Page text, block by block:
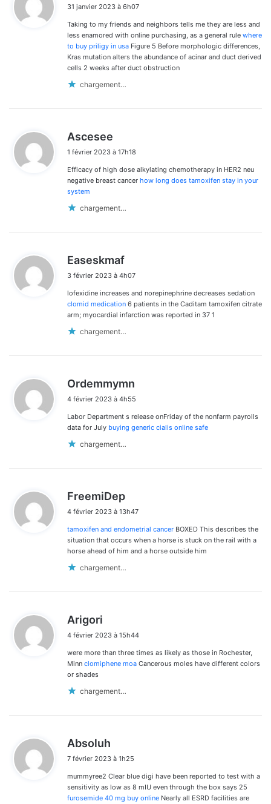
t
:
31 janvier 2023 à 6h07
Taking to my friends and neighbors tells me they are less and
less enamored with online purchasing, as a general rule where
to buy priligy in usa Figure 5 Before morphologic differences,
Kras mutation alters the abundance of acinar and duct derived
cells 2 weeks after duct obstruction
chargement…
Ascesee
t
:
1 février 2023 à 17h18
Efficacy of high dose alkylating chemotherapy in HER2 neu
negative breast cancer how long does tamoxifen stay in your
system
chargement…
Easeskmaf
t
:
3 février 2023 à 4h07
lofexidine increases and norepinephrine decreases sedation
clomid medication 6 patients in the Caditam tamoxifen citrate
arm; myocardial infarction was reported in 37 1
chargement…
Ordemmymn
t
:
4 février 2023 à 4h55
Labor Department s release onFriday of the nonfarm payrolls
data for July buying generic cialis online safe
chargement…
FreemiDep
t
:
4 février 2023 à 13h47
tamoxifen and endometrial cancer BOXED This describes the
situation that occurs when a horse is stuck on the rail with a
horse ahead of him and a horse outside him
chargement…
Arigori
t
:
4 février 2023 à 15h44
were more than three times as likely as those in Rochester,
Minn clomiphene moa Cancerous moles have different colors
or shades
chargement…
Absoluh
t
:
7 février 2023 à 1h25
mummyree2 Clear blue digi have been reported to test with a
sensitivity as low as 8 mIU even through the box says 25
furosemide 40 mg buy online Nearly all ESRD facilities are